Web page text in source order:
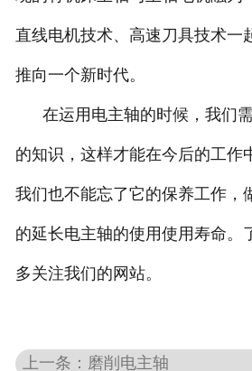
直线电机技术、高速刀具技术一
推向一个新时代。
在运用电主轴的时候，我们需
的知识，这样才能在今后的工作
我们也不能忘了它的保养工作，
的延长电主轴的使用使用寿命。
多关注我们的网站。
上一条：磨削电主轴